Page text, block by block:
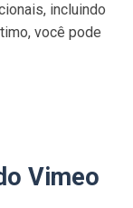
incluindo
você pode
Vimeo